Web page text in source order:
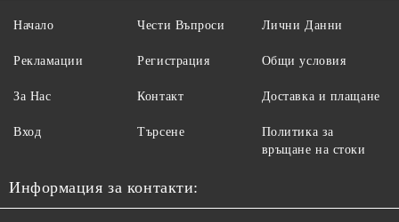
Начало
Рекламации
За Нас
Вход
Чести Въпроси
Регистрация
Контакт
Търсене
Лични Данни
Общи условия
Доставка и плащане
Политика за
връщане на стоки
Информация за контакти: